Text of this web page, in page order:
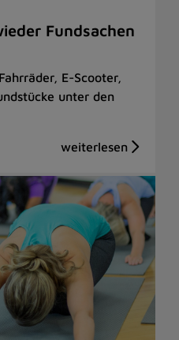
Fundsachen
E-Scooter,
unter den